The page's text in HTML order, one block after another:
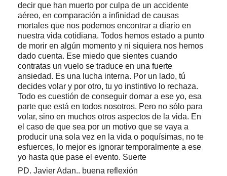
decir que han muerto por culpa de un accidente
aéreo, en comparación a infinidad de causas
mortales que nos podemos encontrar a diario en
nuestra vida cotidiana. Todos hemos estado a punto
de morir en algún momento y ni siquiera nos hemos
dado cuenta. Ese miedo que sientes cuando
contratas un vuelo se traduce en una fuerte
ansiedad. Es una lucha interna. Por un lado, tú
decides volar y por otro, tu yo instintivo lo rechaza.
Todo es cuestión de conseguir domar a ese yo, esa
parte que está en todos nosotros. Pero no sólo para
volar, sino en muchos otros aspectos de la vida. En
el caso de que sea por un motivo que se vaya a
producir una sola vez en la vida o poquísimas, no te
esfuerces, lo mejor es ignorar temporalmente a ese
yo hasta que pase el evento. Suerte
PD. Javier Adan.. buena reflexión